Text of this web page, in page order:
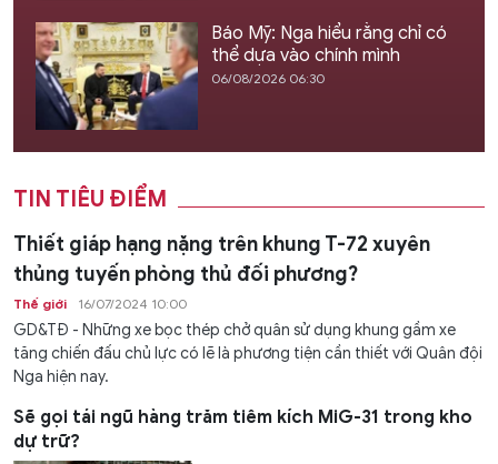
Báo Mỹ: Nga hiểu rằng chỉ có
thể dựa vào chính mình
06/08/2026 06:30
TIN TIÊU ĐIỂM
Thiết giáp hạng nặng trên khung T-72 xuyên
thủng tuyến phòng thủ đối phương?
Thế giới 16/07/2024 10:00
GD&TĐ - Những xe bọc thép chở quân sử dụng khung gầm xe
tăng chiến đấu chủ lực có lẽ là phương tiện cần thiết với Quân đội
Nga hiện nay.
Sẽ gọi tái ngũ hàng trăm tiêm kích MiG-31 trong kho
dự trữ?